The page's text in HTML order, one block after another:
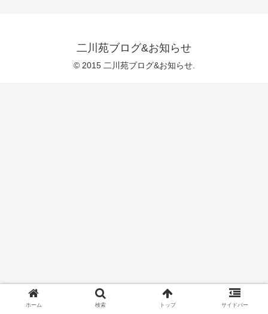
二川苑ブログ&お知らせ
© 2015 二川苑ブログ&お知らせ.
ホーム 検索 トップ サイドバー